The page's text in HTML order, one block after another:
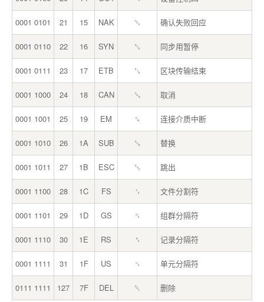
0001 0101 21 15 NAK ␕ 确认失败回应
0001 0110 22 16 SYN ␖ 同步用暂停
0001 0111 23 17 ETB ␗ 区块传输结束
0001 1000 24 18 CAN ␘ 取消
0001 1001 25 19 EM ␙ 连接介质中断
0001 1010 26 1A SUB ␚ 替换
0001 1011 27 1B ESC ␛ 跳出
0001 1100 28 1C FS ␜ 文件分割符
0001 1101 29 1D GS ␝ 组群分隔符
0001 1110 30 1E RS ␞ 记录分隔符
0001 1111 31 1F US ␟ 单元分隔符
0111 1111 127 7F DEL ␡ 删除